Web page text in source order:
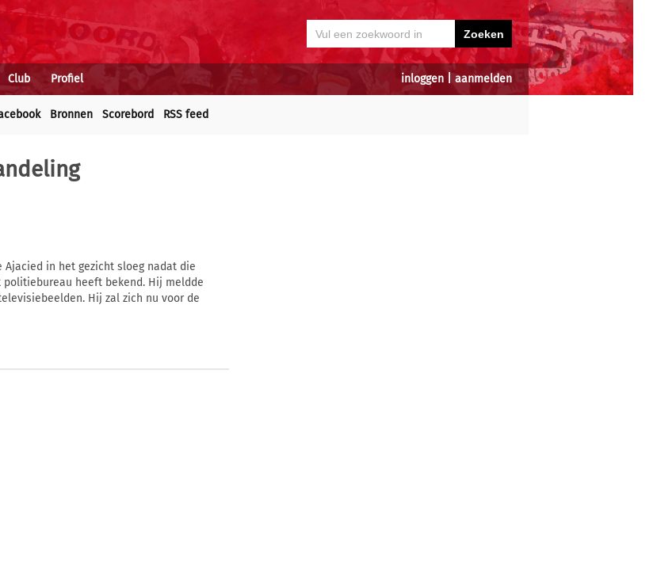
inloggen aanmelden
Club Profiel
Bronnen Scorebord RSS feed
in het gezicht sloeg nadat die
heeft bekend. Hij meldde
Hij zal zich nu voor de